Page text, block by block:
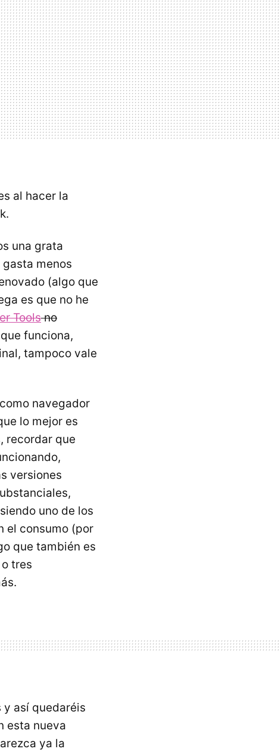
al hacer la
una grata
menos
(algo que
es que no he
Toolsno
funciona,
tampoco vale
navegador
lo mejor es
recordar que
versiones
uno de los
el consumo (por
que también es
tres
y así quedaréis
esta nueva
ya la